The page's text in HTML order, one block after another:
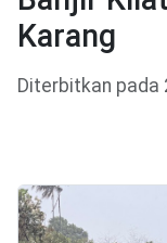
Karang
Diterbitkan